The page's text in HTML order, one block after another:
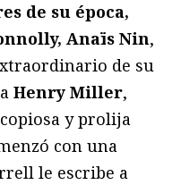
de su época,
Anaïs Nin,
de su
Henry Miller,
y prolija
con una
le escribe a